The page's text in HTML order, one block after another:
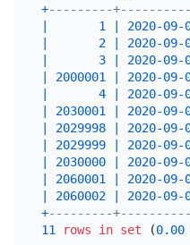
+---------
|
1 | 2020-09-
|
2 | 2020-09-
|
3 | 2020-09-
|
2000001 | 2020-09-
|
4 | 2020-09-
|
2030001 | 2020-09-
|
2029998 | 2020-09-
|
2029999 | 2020-09-
|
2030000 | 2020-09-
|
2060001 | 2020-09-
|
2060002 | 2020-09-
+---------
11
rows in set (0.00